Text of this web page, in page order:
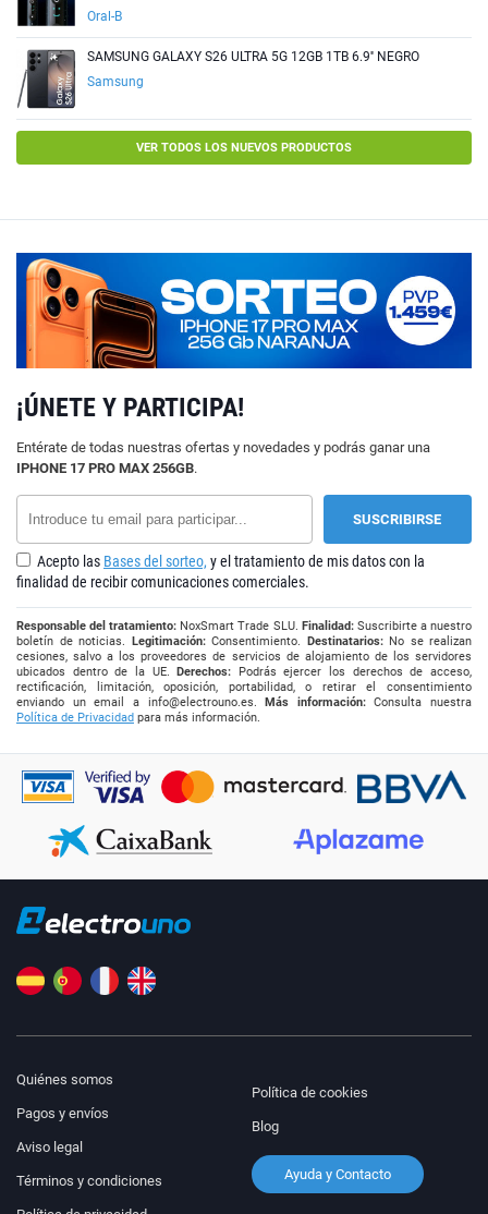
Oral-B
SAMSUNG GALAXY S26 ULTRA 5G 12GB 1TB 6.9'' NEGRO
Samsung
VER TODOS LOS NUEVOS PRODUCTOS
¡ÚNETE Y PARTICIPA!
Entérate de todas nuestras ofertas y novedades y podrás ganar una
IPHONE 17 PRO MAX 256GB.
Acepto las Bases del sorteo, y el tratamiento de mis datos con la
finalidad de recibir comunicaciones comerciales.
Responsable del tratamiento: NoxSmart Trade SLU. Finalidad:Suscribirte a nuestro
boletín de noticias. Legitimación:Consentimiento. Destinatarios:No se realizan
cesiones, salvo a los proveedores de servicios de alojamiento de los servidores
ubicados dentro de la UE.Derechos: Podrás ejercer los derechos de acceso,
rectificación, limitación, oposición, portabilidad, o retirar el consentimiento
enviando un email a info@electrouno.es.Más información:Consulta nuestra
Política de Privacidad para más información.
Quiénes somos
Pagos y envíos
Aviso legal
Términos y condiciones
Política de cookies
Blog
Ayuda y Contacto